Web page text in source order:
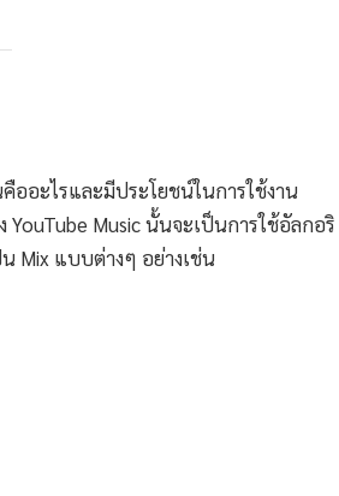
ออะไรและมีประโยชน์ในการใช้งาน
YouTube Music นั้นจะเป็นการใช้อัลกอริ
Mix แบบต่างๆ อย่างเช่น